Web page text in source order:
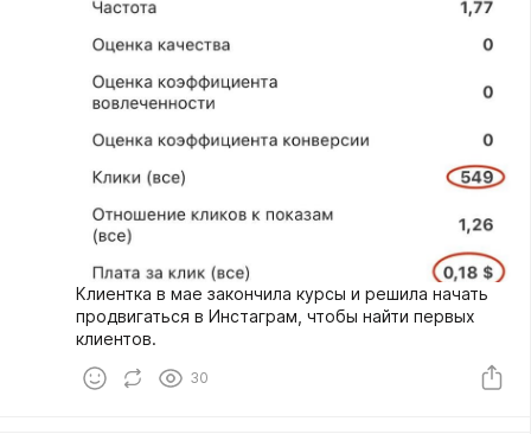
Клиентка в мае закончила курсы и решила начать
продвигаться в Инстаграм, чтобы найти первых
клиентов.
30